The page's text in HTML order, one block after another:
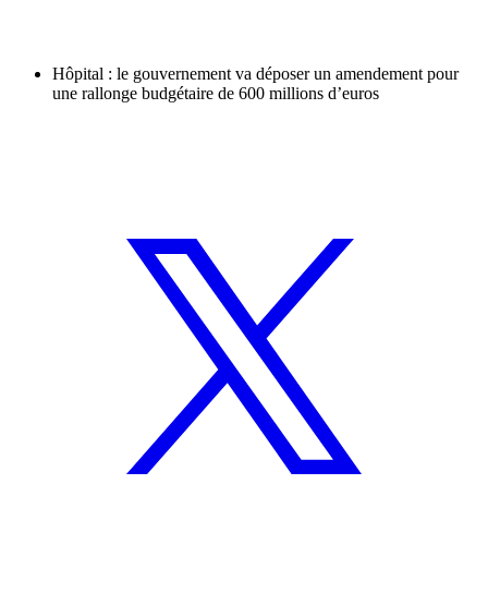
Hôpital : le gouvernement va déposer un amendement pour
une rallonge budgétaire de 600 millions d’euros